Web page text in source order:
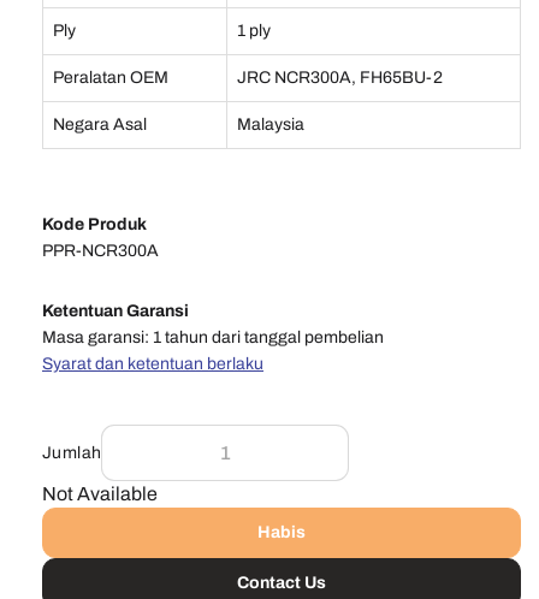
Ply 1 ply
Peralatan OEM JRC NCR300A, FH65BU-2
Negara Asal Malaysia
Kode Produk
PPR-NCR300A
Ketentuan Garansi
Masa garansi: 1 tahun dari tanggal pembelian
Syarat dan ketentuan berlaku
Jumlah
Not Available
Habis
Contact Us